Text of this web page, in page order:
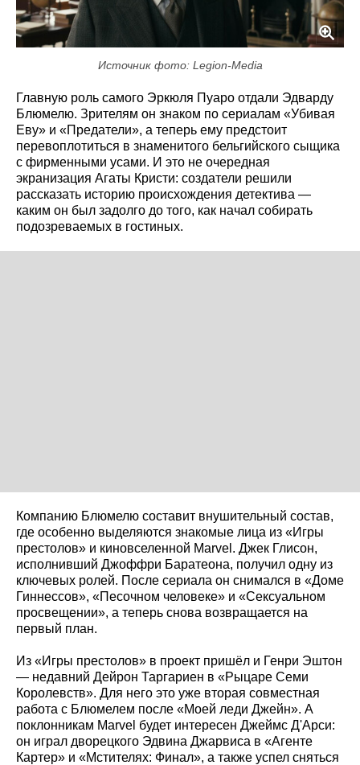
Источник фото: Legion-Media
Главную роль самого Эркюля Пуаро отдали Эдварду
Блюмелю. Зрителям он знаком по сериалам «Убивая
Еву» и «Предатели», а теперь ему предстоит
перевоплотиться в знаменитого бельгийского сыщика
с фирменными усами. И это не очередная
экранизация Агаты Кристи: создатели решили
рассказать историю происхождения детектива —
каким он был задолго до того, как начал собирать
подозреваемых в гостиных.
Компанию Блюмелю составит внушительный состав,
где особенно выделяются знакомые лица из «Игры
престолов» и киновселенной Marvel. Джек Глисон,
исполнивший Джоффри Баратеона, получил одну из
ключевых ролей. После сериала он снимался в «Доме
Гиннессов», «Песочном человеке» и «Сексуальном
просвещении», а теперь снова возвращается на
первый план.
Из «Игры престолов» в проект пришёл и Генри Эштон
— недавний Дейрон Таргариен в «Рыцаре Семи
Королевств». Для него это уже вторая совместная
работа с Блюмелем после «Моей леди Джейн». А
поклонникам Marvel будет интересен Джеймс Д'Арси:
он играл дворецкого Эдвина Джарвиса в «Агенте
Картер» и «Мстителях: Финал», а также успел сняться